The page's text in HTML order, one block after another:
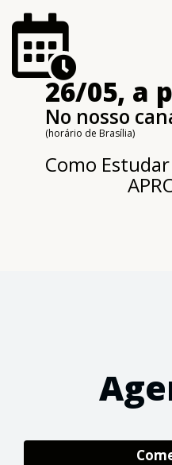
26/05, a
No nosso
(horário de Brasília)
Como